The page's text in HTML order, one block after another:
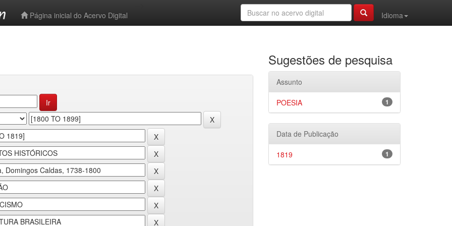
Página inicial do Acervo Digital
Idioma
Sugestões de pesquisa
Assunto
1
POESIA
Data de Publicação
1
1819